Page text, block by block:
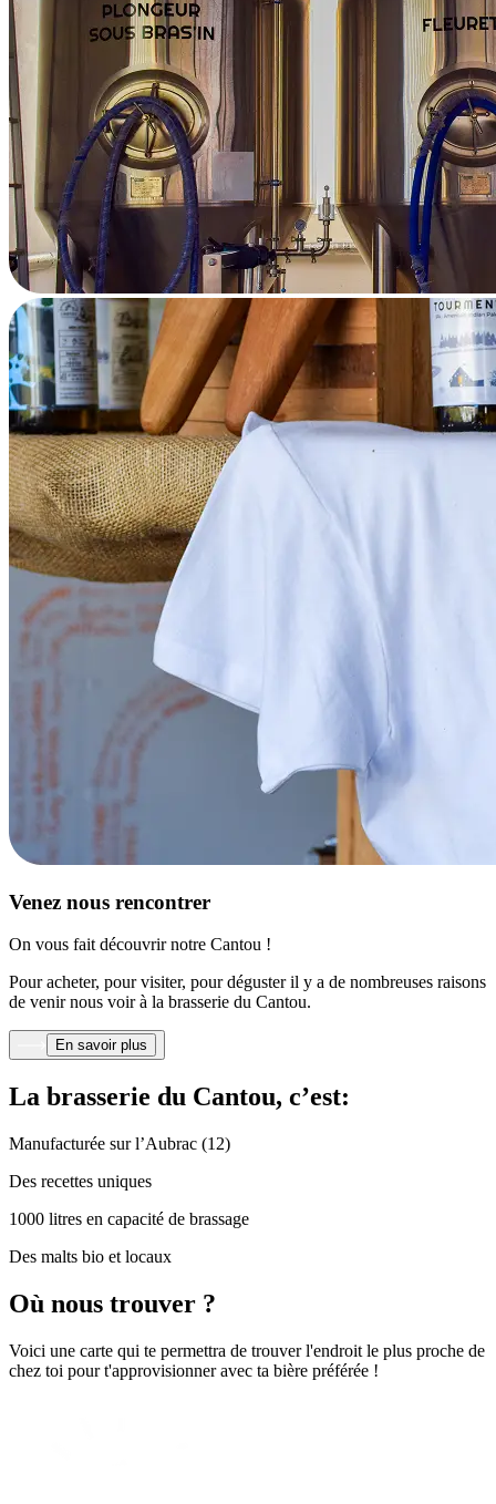
Venez nous rencontrer
On vous fait découvrir notre Cantou !
Pour acheter, pour visiter, pour déguster il y a de nombreuses raisons
de venir nous voir à la brasserie du Cantou.
En savoir plus
La brasserie du Cantou, c’est:
Manufacturée sur l’Aubrac (12)
Des recettes uniques
1000 litres en capacité de brassage
Des malts bio et locaux
Où nous trouver ?
Voici une carte qui te permettra de trouver l'endroit le plus proche de
chez toi pour t'approvisionner avec ta bière préférée !